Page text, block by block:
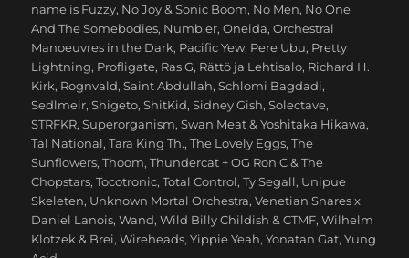
name is Fuzzy, No Joy & Sonic Boom, No Men, No One
And The Somebodies, Numb.er,Oneida,Orchestral
Manoeuvres in the Dark, Pacific Yew, Pere Ubu, Pretty
Lightning, Profligate, Ras G, Rättö ja Lehtisalo, Richard H.
Kirk, Rognvald,Saint Abdullah,Schlomi Bagdadi,
Sedlmeir,Shigeto,ShitKid,Sidney Gish,Solectave,
STRFKR,Superorganism,Swan Meat & Yoshitaka Hikawa,
Tal National,Tara King Th.,The Lovely Eggs,The
Sunflowers,Thoom,Thundercat + OG Ron C & The
Chopstars,Tocotronic,Total Control,Ty Segall, Unipue
Skeleten, Unknown Mortal Orchestra,Venetian Snares x
Daniel Lanois,Wand,Wild Billy Childish & CTMF,Wilhelm
Klotzek & Brei,Wireheads,Yippie Yeah,Yonatan Gat,Yung